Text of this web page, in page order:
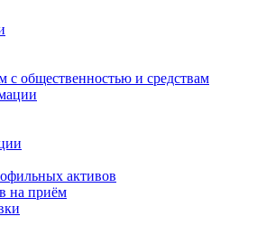
с общественностью и средствам
активов
на приём